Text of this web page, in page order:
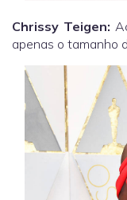
Chrissy Teigen:
apenas o tamanho